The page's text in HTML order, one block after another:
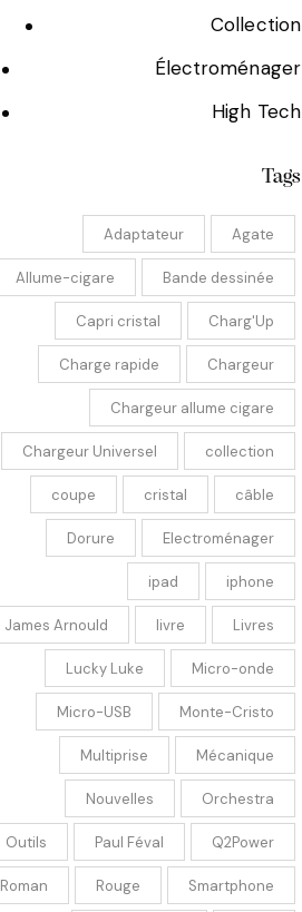
Collection
Électroménager
High Tech
Tags
Adaptateur Agate
Allume-cigare Bande dessinée
Capri cristal Charg'Up
Charge rapide Chargeur
Chargeur allume cigare
Chargeur Universel collection
coupe cristal câble
Dorure Electroménager
ipad iphone
James Arnould livre Livres
Lucky Luke Micro-onde
Micro-USB Monte-Cristo
Multiprise Mécanique
Nouvelles Orchestra
Outils Paul Féval Q2Power
Roman Rouge Smartphone